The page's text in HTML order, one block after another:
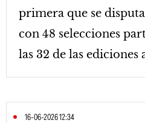
primera que se
con 48 selecciones
las 32 de las ediciones
16-06-2026 12:34